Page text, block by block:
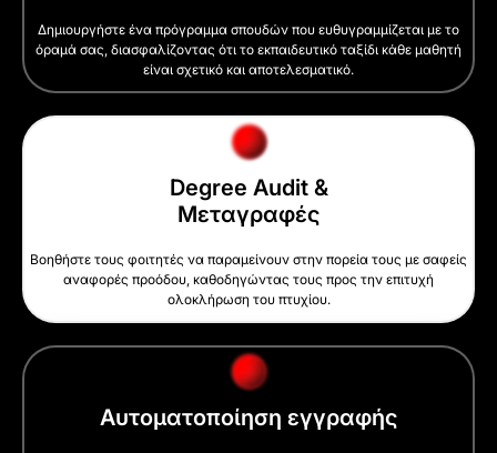
Δημιουργήστε ένα πρόγραμμα σπουδών που ευθυγραμμίζεται με το
όραμά σας, διασφαλίζοντας ότι το εκπαιδευτικό ταξίδι κάθε μαθητή
είναι σχετικό και αποτελεσματικό.
Degree Audit &
Μεταγραφές
Βοηθήστε τους φοιτητές να παραμείνουν στην πορεία τους με σαφείς
αναφορές προόδου, καθοδηγώντας τους προς την επιτυχή
ολοκλήρωση του πτυχίου.
Αυτοματοποίηση εγγραφής